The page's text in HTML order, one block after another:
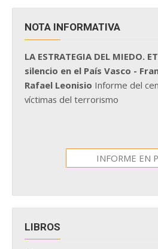
NOTA INFORMATIVA
LA ESTRATEGIA DEL MIEDO.
silencio en el País Vasco -
Rafael Leonisio Informe del
víctimas del terrorismo
INFORME EN
LIBROS